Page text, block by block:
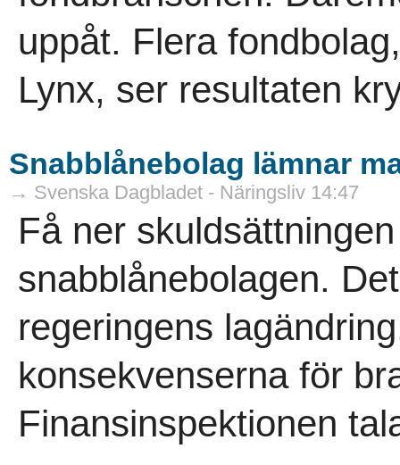
uppåt. Flera
Lynx, ser resultaten
Snabblånebolag lämnar
→ Svenska Dagbladet - Näringsliv 14:47
Få ner
snabblånebolagen.
regeringens
konsekvenserna för
Finansinspektionen